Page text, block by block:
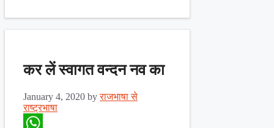
कर लें स्वागत वन्दन नव का
January 4, 2020 byराजभाषा से
राष्ट्रभाषा